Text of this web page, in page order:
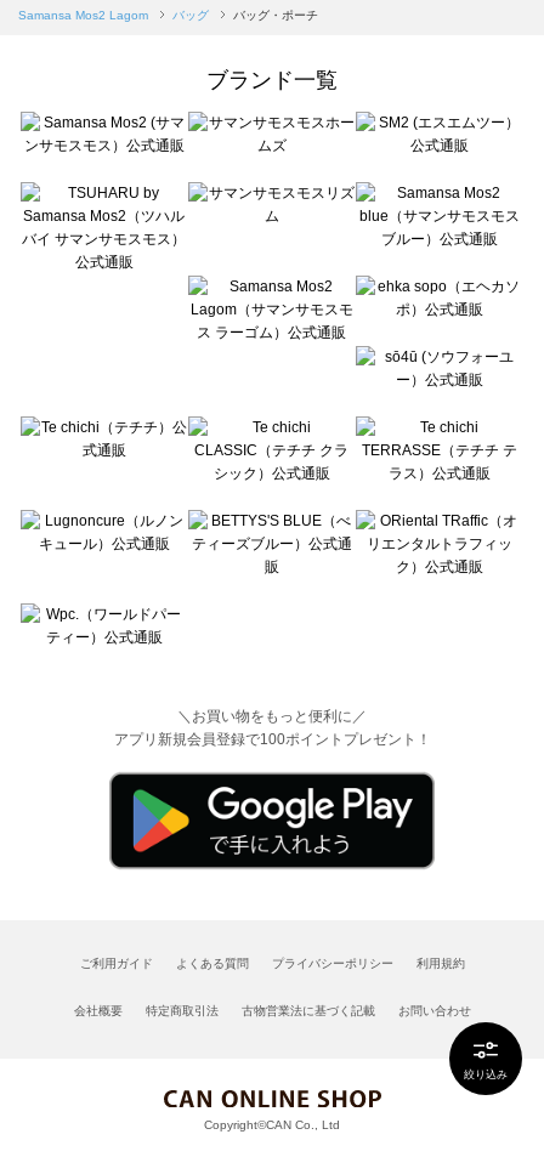
絞り込み
Samansa Mos2 blue（サマンサモスモス ブルー）のバッグ・ポーチ一覧
sō4ū（ソウフォーユー）のバッグ・ポーチ一覧
Te chichi（テチチ）のバッグ・ポーチ一覧
Te chichi CLASSIC（テチチ クラシック）のバッグ・ポーチ一覧
Lugnoncure（ルノンキュール）のバッグ・ポーチ一覧
BETTY'S BLUE（べティーズブルー）のバッグ・ポーチ一覧
Wpc.（ワールドパーティー）のバッグ・ポーチ一覧
Samansa Mos2 Lagom バッグ バッグ・ポーチ
ブランド一覧
＼お買い物をもっと便利に／
アプリ新規会員登録で100ポイントプレゼント！
ご利用ガイド よくある質問 プライバシーポリシー 利用規約
会社概要 特定商取引法 古物営業法に基づく記載 お問い合わせ
Copyright©CAN Co., Ltd